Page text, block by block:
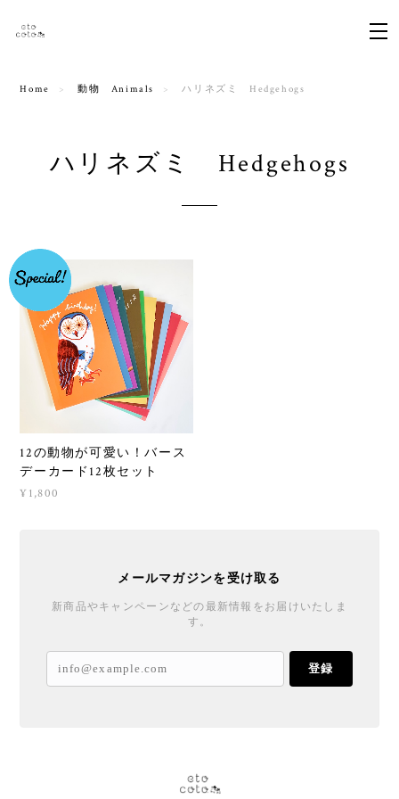
Home 動物 Animals ハリネズミ Hedgehogs
ハリネズミ Hedgehogs
12の動物が可愛い！バース
デーカード12枚セット
¥1,800
メールマガジンを受け取る
新商品やキャンペーンなどの最新情報をお届けいたしま
す。
登録